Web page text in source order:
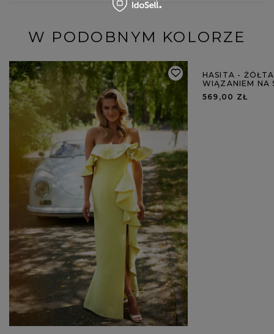
W PODOBNYM KOLORZE
HASITA -
WIĄZANIEM NA
569,00 ZŁ